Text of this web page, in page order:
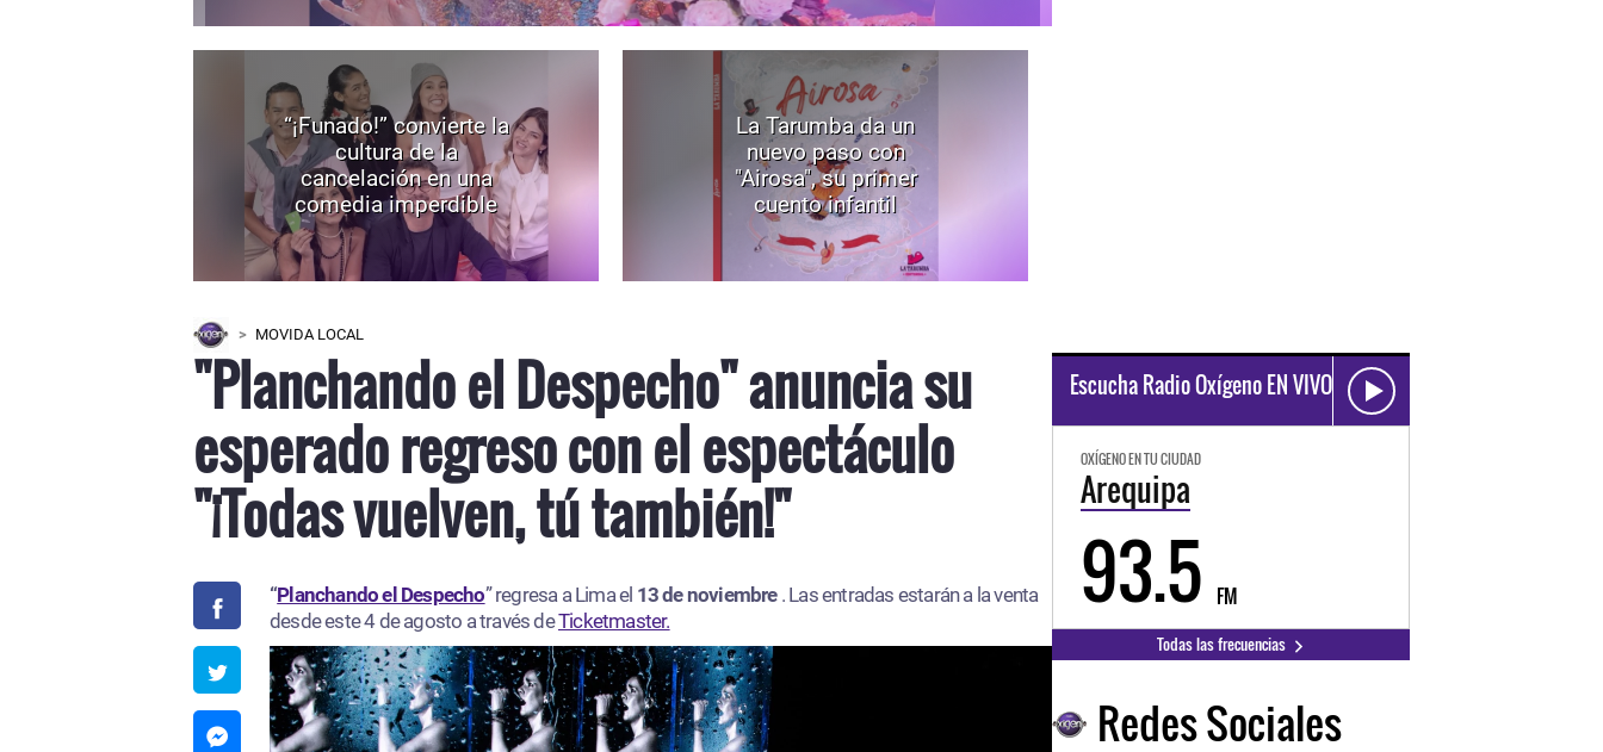
“¡Funado!” convierte la
cultura de la
cancelación en una
comedia imperdible
La Tarumba da un
nuevo paso con
"Airosa", su primer
cuento infantil
MOVIDA LOCAL
"Planchando el Despecho" anuncia su
esperado regreso con el espectáculo
"¡Todas vuelven, tú también!"
“Planchando el Despecho” regresa a Lima el 13 de noviembre . Las entradas estarán a la venta
desde este 4 de agosto a través deTicketmaster.
Escucha Radio Oxígeno EN VIVO
OXÍGENO EN TU CIUDAD
Arequipa
93.5 FM
Todas las frecuencias
Redes Sociales